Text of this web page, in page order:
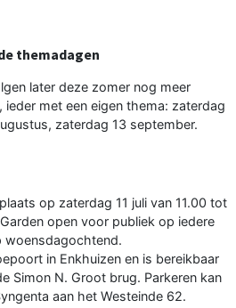
themadagen
later deze zomer nog meer
ieder met een eigen thema: zaterdag
zaterdag 13 september.
op zaterdag 11 juli van 11.00 tot
open voor publiek op iedere
woensdagochtend.
in Enkhuizen en is bereikbaar
Simon N. Groot brug. Parkeren kan
aan het Westeinde 62.